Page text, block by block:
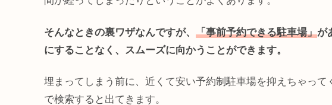
そんなときの裏ワザなんですが、 「事前予約できる駐車場」が
にすることなく、スムーズに向かうことができます。
埋まってしまう前に、近くて安い予約制駐車場を抑えちゃって
で検索すると出てきます。